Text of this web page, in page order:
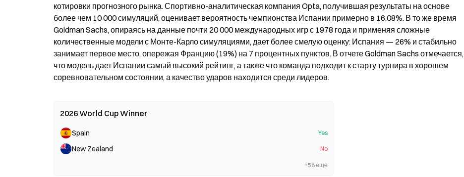
котировки прогнозного рынка. Спортивно-аналитическая компания Opta, получившая результаты на основе
более чем 10 000 симуляций, оценивает вероятность чемпионства Испании примерно в 16,08%. В то же время
Goldman Sachs, опираясь на данные почти 20 000 международных игр с 1978 года и применяя сложные
количественные модели с Монте-Карло симуляциями, дает более смелую оценку: Испания — 26% и стабильно
занимает первое место, опережая Францию (19%) на 7 процентных пунктов. В отчете Goldman Sachs отмечается,
что модель дает Испании самый высокий рейтинг, а также что команда подходит к старту турнира в хорошем
соревновательном состоянии, а качество ударов находится среди лидеров.
2026 World Cup Winner
Spain Yes
New Zealand No
+58 еще